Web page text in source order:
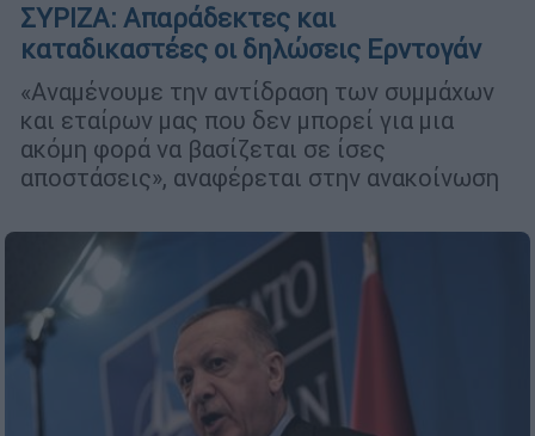
ΣΥΡΙΖΑ: Απαράδεκτες και
καταδικαστέες οι δηλώσεις Ερντογάν
«Αναμένουμε την αντίδραση των συμμάχων
και εταίρων μας που δεν μπορεί για μια
ακόμη φορά να βασίζεται σε ίσες
αποστάσεις», αναφέρεται στην ανακοίνωση